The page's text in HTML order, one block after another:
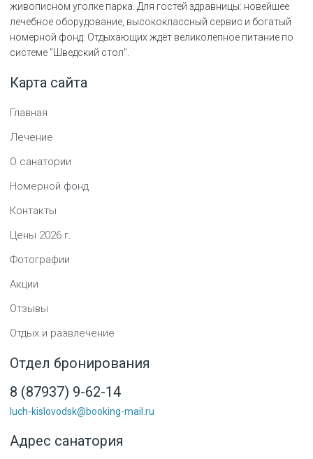
живописном уголке парка. Для гостей здравницы: новейшее
лечебное оборудование, высококлассный сервис и богатый
номерной фонд. Отдыхающих ждёт великолепное питание по
системе "Шведский стол".
Карта сайта
Главная
Лечение
О санатории
Номерной фонд
Контакты
Цены 2026 г.
Фотографии
Акции
Отзывы
Отдых и развлечение
Отдел бронирования
8 (87937) 9-62-14
luch-kislovodsk@booking-mail.ru
Адрес санатория